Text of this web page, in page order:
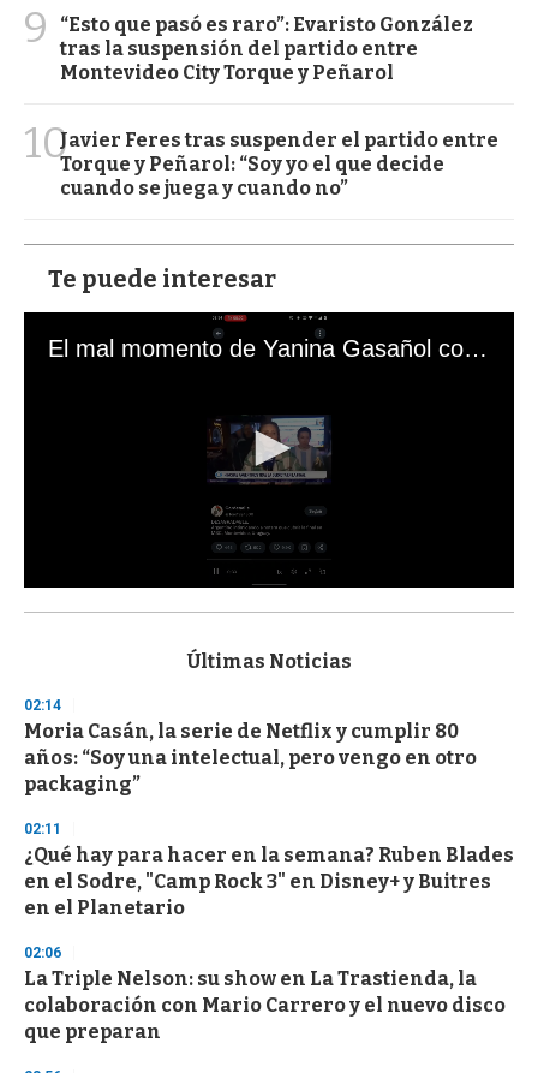
9
“Esto que pasó es raro”: Evaristo González
tras la suspensión del partido entre
Montevideo City Torque y Peñarol
10Javier Feres tras suspender el partido entre
Torque y Peñarol: “Soy yo el que decide
cuando se juega y cuando no”
Te puede interesar
El mal momento de Yanina Gasañol con un hincha argentino en "Subrayado"
s
d
s
o
f
3
s
c
o
n
Últimas Noticias
02:14
Moria Casán, la serie de Netflix y cumplir 80
años: “Soy una intelectual, pero vengo en otro
packaging”
02:11
¿Qué hay para hacer en la semana? Ruben Blades
en el Sodre, "Camp Rock 3" en Disney+ y Buitres
en el Planetario
02:06
La Triple Nelson: su show en La Trastienda, la
colaboración con Mario Carrero y el nuevo disco
que preparan